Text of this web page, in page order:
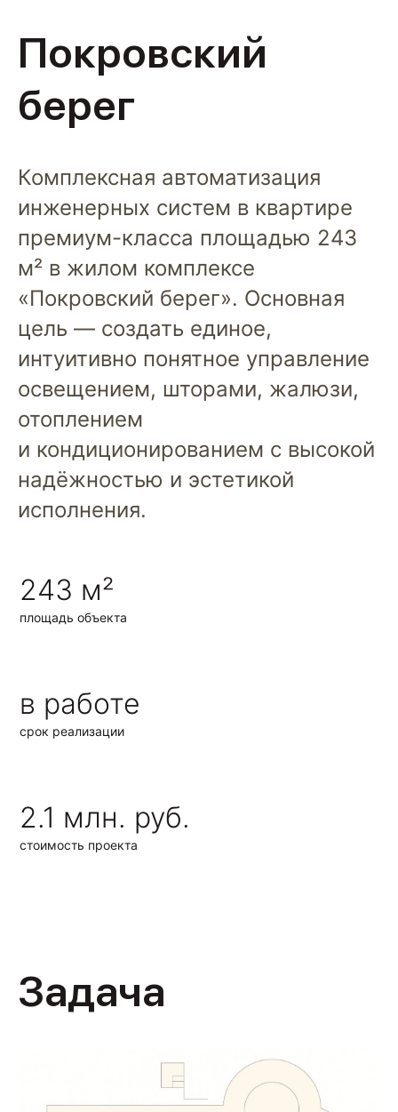
Покровский
берег
Комплексная автоматизация
инженерных систем в квартире
премиум-класса площадью 243
м² в жилом комплексе
«Покровский берег». Основная
цель — создать единое,
интуитивно понятное управление
освещением, шторами, жалюзи,
отоплением
и кондиционированием с высокой
надёжностью и эстетикой
исполнения.
243 м²
площадь объекта
в работе
срок реализации
2.1 млн. руб.
стоимость проекта
Задача